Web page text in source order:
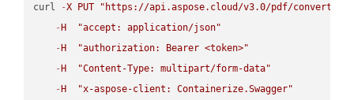
curl
-X PUT
"https://api.aspose.cloud/v3.0/pdf/convert/
- H
"accept: application/json"
- H
"authorization: Bearer <token>"
- H
"Content-Type: multipart/form-data"
- H
"x-aspose-client: Containerize.Swagger"